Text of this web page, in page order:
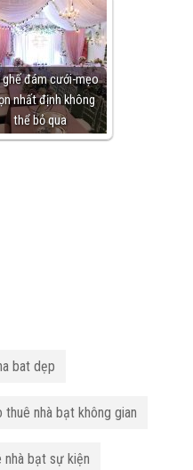
ghế đám cưới-mẹo
nhất định không
thể bỏ qua
bat dẹp
thuê nhà bạt không gian
nhà bạt sự kiện